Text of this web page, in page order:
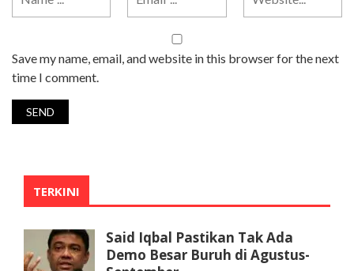
Save my name, email, and website in this browser for the next
time I comment.
TERKINI
Said Iqbal Pastikan Tak Ada
Demo Besar Buruh di Agustus-